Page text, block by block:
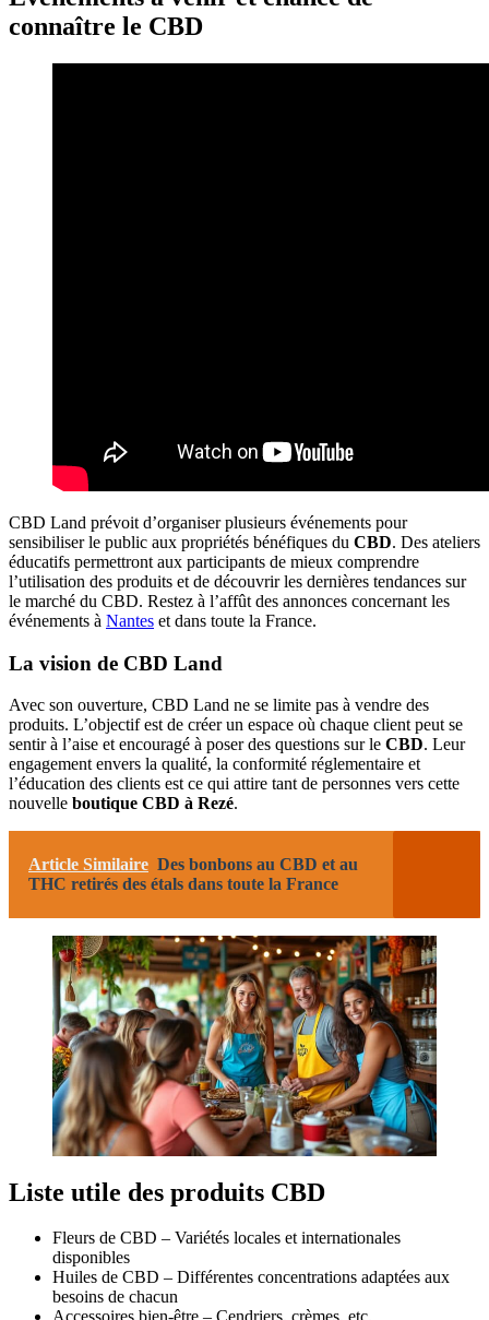
connaître le CBD
CBD Land prévoit d’organiser plusieurs événements pour
sensibiliser le public aux propriétés bénéfiques du CBD. Des ateliers
éducatifs permettront aux participants de mieux comprendre
l’utilisation des produits et de découvrir les dernières tendances sur
le marché du CBD. Restez à l’affût des annonces concernant les
événements à Nantes et dans toute la France.
La vision de CBD Land
Avec son ouverture, CBD Land ne se limite pas à vendre des
produits. L’objectif est de créer un espace où chaque client peut se
sentir à l’aise et encouragé à poser des questions sur le CBD. Leur
engagement envers la qualité, la conformité réglementaire et
l’éducation des clients est ce qui attire tant de personnes vers cette
nouvelle boutique CBD à Rezé.
Article Similaire Des bonbons au CBD et au
THC retirés des étals dans toute la France
Liste utile des produits CBD
Fleurs de CBD – Variétés locales et internationales
disponibles
Huiles de CBD – Différentes concentrations adaptées aux
besoins de chacun